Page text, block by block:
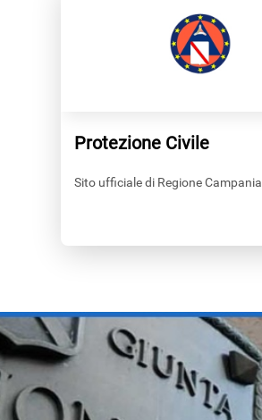
Protezione Civile
Sito ufficiale di Regione Campania